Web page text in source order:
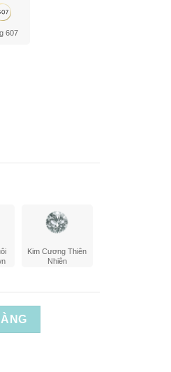
607
Kim Cương Thiên
Nhiên